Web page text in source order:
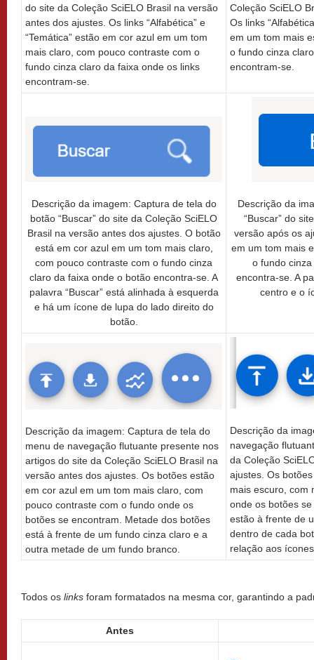
do site da Coleção SciELO Brasil na versão
antes dos ajustes. Os links “Alfabética” e
“Temática” estão em cor azul em um tom
mais claro, com pouco contraste com o
fundo cinza claro da faixa onde os links
encontram-se.
Coleção SciELO
Os links
em um tom mais
o fundo cinza
encontram-se.
Descrição da imagem: Captura de tela do
botão “Buscar” do site da Coleção SciELO
Brasil na versão antes dos ajustes. O botão
está em cor azul em um tom mais claro,
com pouco contraste com o fundo cinza
claro da faixa onde o botão encontra-se. A
palavra “Buscar” está alinhada à esquerda
e há um ícone de lupa do lado direito do
botão.
Descrição da
“Buscar” do
versão após os
em um tom mais
o fundo
encontra-se. A
centro e o
Descrição da imagem: Captura de tela do
menu de navegação flutuante presente nos
artigos do site da Coleção SciELO Brasil na
versão antes dos ajustes. Os botões estão
em cor azul em um tom mais claro, com
pouco contraste com o fundo onde os
botões se encontram. Metade dos botões
está à frente de um fundo cinza claro e a
outra metade de um fundo branco.
Descrição da
navegação
da Coleção
ajustes. Os
mais escuro, com
onde os botões
estão à frente de
dentro de cada
relação aos
Todos os links foram formatados na mesma cor, garantindo a
Antes